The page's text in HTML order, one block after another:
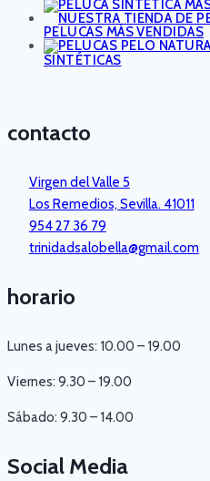
PELUCAS MÁS VENDIDAS
SINTÉTICAS
contacto
Virgen del Valle 5
Los Remedios, Sevilla. 41011
954 27 36 79
trinidadsalobella@gmail.com
horario
Lunes a jueves: 10.00 – 19.00
Viernes: 9.30 – 19.00
Sábado: 9.30 – 14.00
Social Media